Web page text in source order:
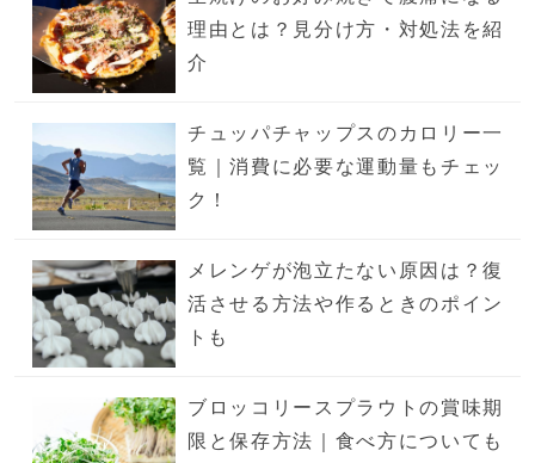
理由とは？見分け方・対処法を紹
介
チュッパチャップスのカロリー一
覧｜消費に必要な運動量もチェッ
ク！
メレンゲが泡立たない原因は？復
活させる方法や作るときのポイン
トも
ブロッコリースプラウトの賞味期
限と保存方法｜食べ方についても